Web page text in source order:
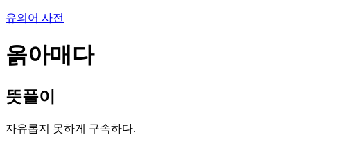
유의어 사전
옭아매다
뜻풀이
자유롭지 못하게 구속하다.